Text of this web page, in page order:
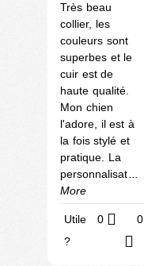
Très beau
collier, les
couleurs sont
superbes et le
cuir est de
haute qualité.
Mon chien
l'adore, il est à
la fois stylé et
pratique. La
personnalisat...
More
Utile
?
0 0